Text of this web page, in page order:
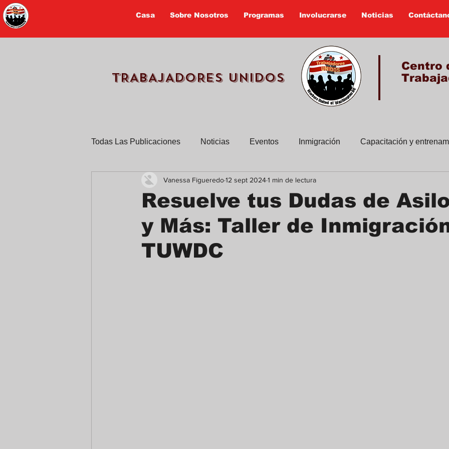
Casa Sobre Nosotros Programas Involucrarse Noticias
TRABAJADORES UNIDOS
Centro
Todas Las Publicaciones Noticias Eventos Inmigración Capacitación y
Trabajadores cuentan sus historias Boletines viejos
Resuelve tus Dudas de
y Más: Taller de
TUWDC
Vanessa Figueredo12 sept 20241 min de lectura